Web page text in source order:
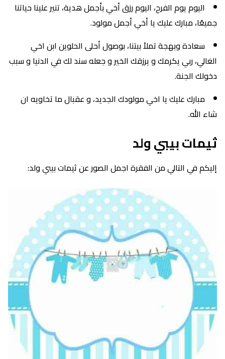
اليوم يوم الفرح، اليوم رزق أخي بأجمل هدية، تنير علينا حياتنا
جميعًا، مبارك عليك يا أخي أجمل مولود.
سعادة وبهجة تملأ بيتنا، بوصول أحلى الحلوين ابن اخي
الغالي، ربي يكرمك و يرزقك الخير و جعله سند لك في الدنيا و سبب
دخولك الجنة.
مبارك عليك يا اخي مولودك الجديد، و عقبال ما تخاويه ان
شاء الله.
ثيمات بيبي ولد
إليكم في التالي من الفقرة اجمل الصور عن ثيمات بيبي ولد: